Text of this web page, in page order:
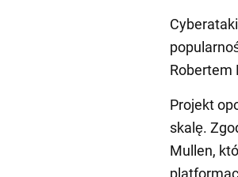
Robertem
Projekt
skalę.
Mullen,